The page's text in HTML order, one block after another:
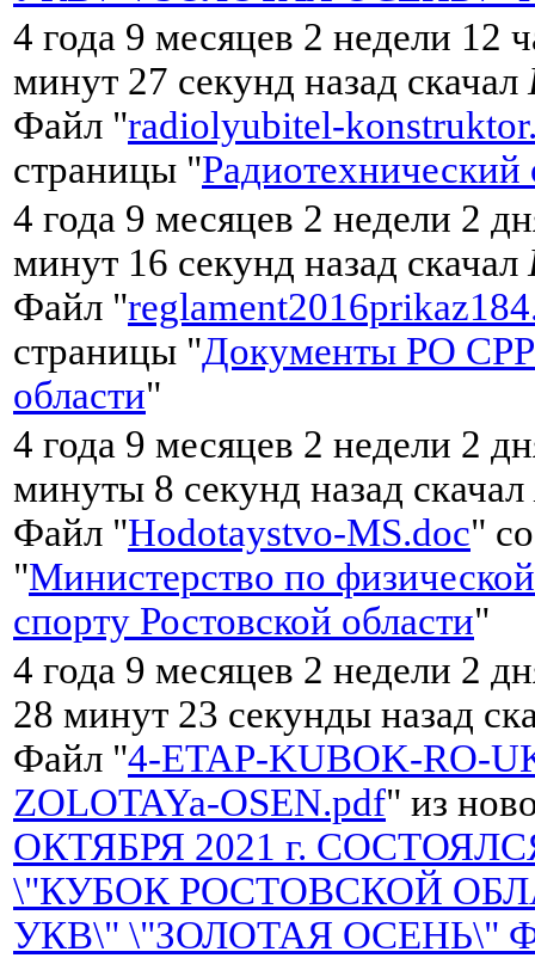
4 года 9 месяцев 2 недели 12
минут 27 секунд назад скачал
Файл "radiolyubitel-
страницы "Радиотехнический
4 года 9 месяцев 2 недели 2
минут 16 секунд назад скачал
Файл "
страницы "Документы РО СРР
области"
4 года 9 месяцев 2 недели 2
минуты 8 секунд назад скачал
Файл "Hodotaystvo-MS.doc"
"Министерство по
спорту Ростовской области"
4 года 9 месяцев 2 недели 2
28 минут 23 секунды назад
Файл "4-ETAP-KUBOK-RO-
ZOLOTAYa-OSEN.pdf" из
ОКТЯБРЯ 2021 г.
\"КУБОК РОСТОВСКОЙ
УКВ\" \"ЗОЛОТАЯ ОСЕНЬ\"